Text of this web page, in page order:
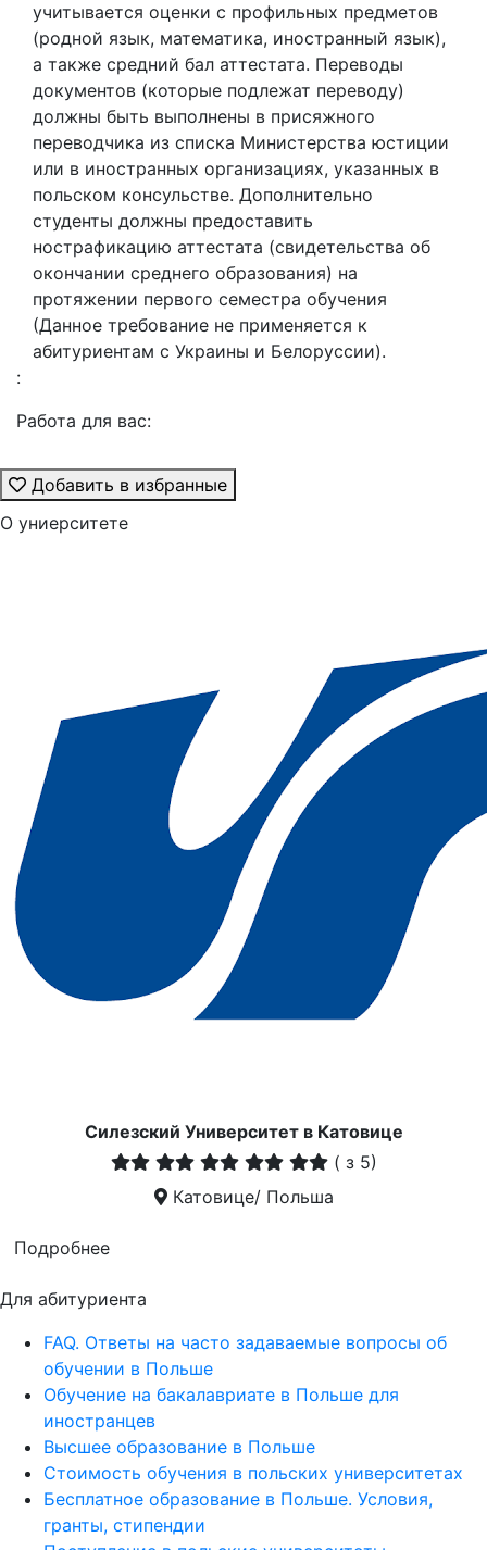
учитывается оценки с профильных предметов
(родной язык, математика, иностранный язык),
а также средний бал аттестата. Переводы
документов (которые подлежат переводу)
должны быть выполнены в присяжного
переводчика из списка Министерства юстиции
или в иностранных организациях, указанных в
польском консульстве. Дополнительно
студенты должны предоставить
нострафикацию аттестата (свидетельства об
окончании среднего образования) на
протяжении первого семестра обучения
(Данное требование не применяется к
абитуриентам с Украины и Белоруссии).
:
Работа для вас:
Добавить в избранные
О униерситете
Силезский Университет в Катовице
( з 5)
Катовице/ Польша
Подробнее
Для абитуриента
FAQ. Ответы на часто задаваемые вопросы об
обучении в Польше
Обучение на бакалавриате в Польше для
иностранцев
Высшее образование в Польше
Стоимость обучения в польских университетах
Бесплатное образование в Польше. Условия,
гранты, стипендии